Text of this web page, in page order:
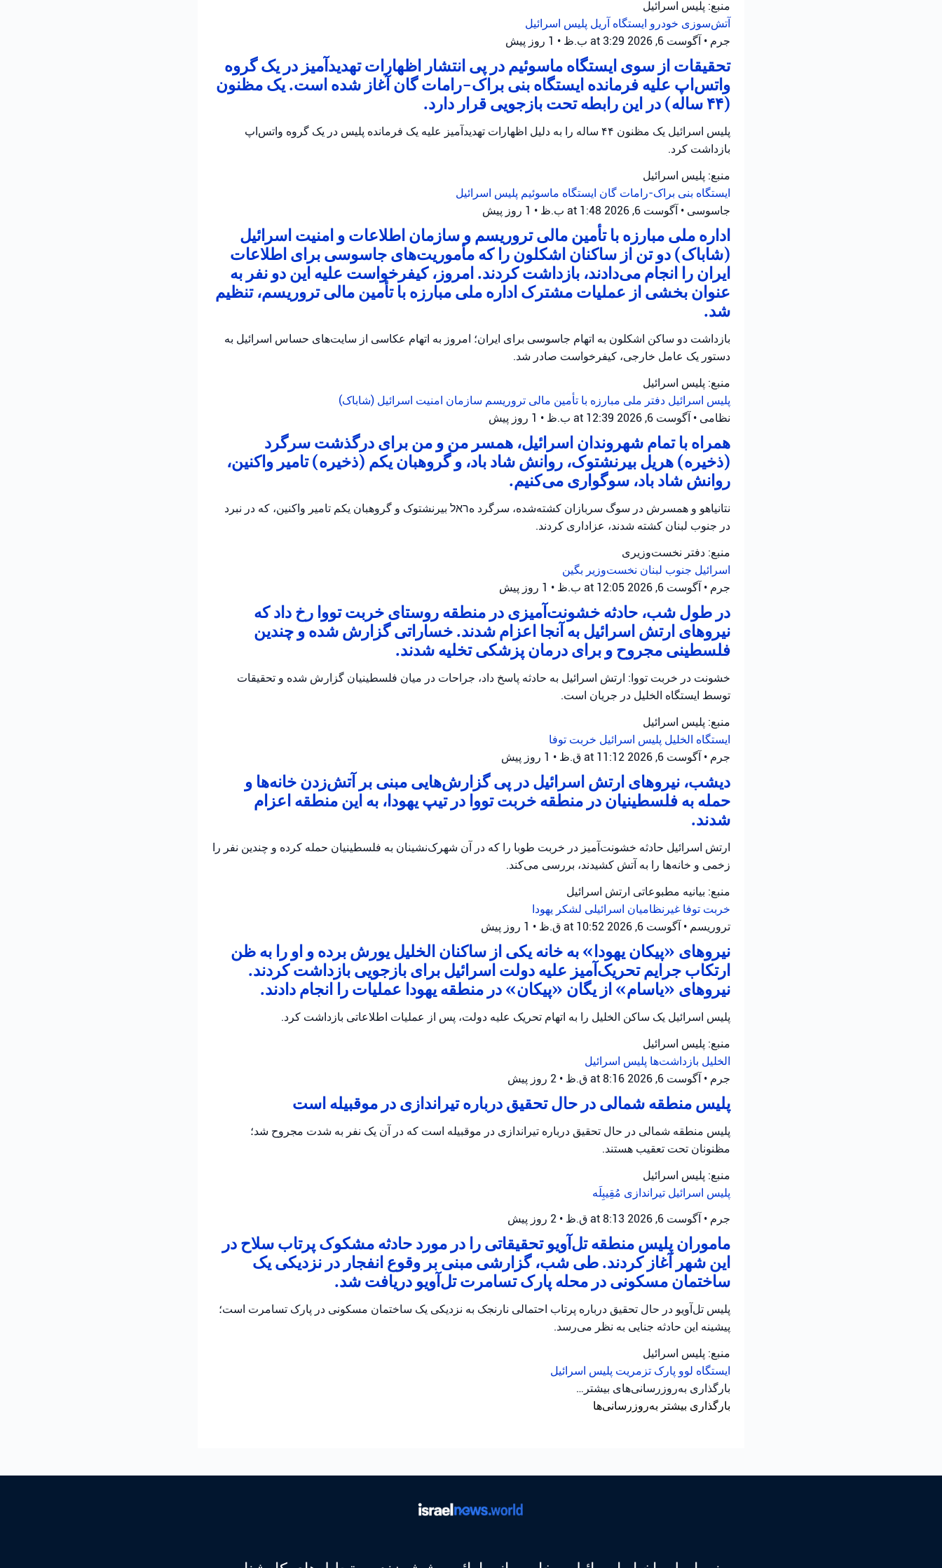
منبع: پلیس اسرائیل
آتش‌سوزی خودرو ایستگاه آریل پلیس اسرائیل
جرم • آگوست 6, 2026 at 3:29 ب.ظ • 1 روز پیش
تحقیقات از سوی ایستگاه ماسوئیم در پی انتشار اظهارات تهدیدآمیز در یک گروه
واتس‌اپ علیه فرمانده ایستگاه بنی براک-رامات گان آغاز شده است. یک مظنون
(۴۴ ساله) در این رابطه تحت بازجویی قرار دارد.
پلیس اسرائیل یک مظنون ۴۴ ساله را به دلیل اظهارات تهدیدآمیز علیه یک فرمانده پلیس در یک گروه واتس‌اپ
بازداشت کرد.
منبع: پلیس اسرائیل
ایستگاه بنی براک-رامات گان ایستگاه ماسوئیم پلیس اسرائیل
جاسوسی • آگوست 6, 2026 at 1:48 ب.ظ • 1 روز پیش
اداره ملی مبارزه با تأمین مالی تروریسم و سازمان اطلاعات و امنیت اسرائیل
(شاباک) دو تن از ساکنان اشکلون را که مأموریت‌های جاسوسی برای اطلاعات
ایران را انجام می‌دادند، بازداشت کردند. امروز، کیفرخواست علیه این دو نفر به
عنوان بخشی از عملیات مشترک اداره ملی مبارزه با تأمین مالی تروریسم، تنظیم
شد.
بازداشت دو ساکن اشکلون به اتهام جاسوسی برای ایران؛ امروز به اتهام عکاسی از سایت‌های حساس اسرائیل به
دستور یک عامل خارجی، کیفرخواست صادر شد.
منبع: پلیس اسرائیل
پلیس اسرائیل دفتر ملی مبارزه با تأمین مالی تروریسم سازمان امنیت اسرائیل (شاباک)
نظامی • آگوست 6, 2026 at 12:39 ب.ظ • 1 روز پیش
همراه با تمام شهروندان اسرائیل، همسر من و من برای درگذشت سرگرد
(ذخیره) هریل بیرنشتوک، روانش شاد باد، و گروهبان یکم (ذخیره) تامیر واکنین،
روانش شاد باد، سوگواری می‌کنیم.
نتانیاهو و همسرش در سوگ سربازان کشته‌شده، سرگرد هראל بیرنشتوک و گروهبان یکم تامیر واکنین، که در نبرد
در جنوب لبنان کشته شدند، عزاداری کردند.
منبع: دفتر نخست‌وزیری
اسرائیل جنوب لبنان نخست‌وزیر بگین
جرم • آگوست 6, 2026 at 12:05 ب.ظ • 1 روز پیش
در طول شب، حادثه خشونت‌آمیزی در منطقه روستای خربت تووا رخ داد که
نیروهای ارتش اسرائیل به آنجا اعزام شدند. خساراتی گزارش شده و چندین
فلسطینی مجروح و برای درمان پزشکی تخلیه شدند.
خشونت در خربت تووا: ارتش اسرائیل به حادثه پاسخ داد، جراحات در میان فلسطینیان گزارش شده و تحقیقات
توسط ایستگاه الخلیل در جریان است.
منبع: پلیس اسرائیل
ایستگاه الخلیل پلیس اسرائیل خربت توفا
جرم • آگوست 6, 2026 at 11:12 ق.ظ • 1 روز پیش
دیشب، نیروهای ارتش اسرائیل در پی گزارش‌هایی مبنی بر آتش‌زدن خانه‌ها و
حمله به فلسطینیان در منطقه خربت تووا در تیپ یهودا، به این منطقه اعزام
شدند.
ارتش اسرائیل حادثه خشونت‌آمیز در خربت طوبا را که در آن شهرک‌نشینان به فلسطینیان حمله کرده و چندین نفر را
زخمی و خانه‌ها را به آتش کشیدند، بررسی می‌کند.
منبع: بیانیه مطبوعاتی ارتش اسرائیل
خربت توفا غیرنظامیان اسرائیلی لشکر یهودا
تروریسم • آگوست 6, 2026 at 10:52 ق.ظ • 1 روز پیش
نیروهای «پیکان یهودا» به خانه یکی از ساکنان الخلیل یورش برده و او را به ظن
ارتکاب جرایم تحریک‌آمیز علیه دولت اسرائیل برای بازجویی بازداشت کردند.
نیروهای «یاسام» از یگان «پیکان» در منطقه یهودا عملیات را انجام دادند.
پلیس اسرائیل یک ساکن الخلیل را به اتهام تحریک علیه دولت، پس از عملیات اطلاعاتی بازداشت کرد.
منبع: پلیس اسرائیل
الخلیل بازداشت‌ها پلیس اسرائیل
جرم • آگوست 6, 2026 at 8:16 ق.ظ • 2 روز پیش
پلیس منطقه شمالی در حال تحقیق درباره تیراندازی در موقبیله است
پلیس منطقه شمالی در حال تحقیق درباره تیراندازی در موقبیله است که در آن یک نفر به شدت مجروح شد؛
مظنونان تحت تعقیب هستند.
منبع: پلیس اسرائیل
پلیس اسرائیل تیراندازی مُقِیبِلَه
جرم • آگوست 6, 2026 at 8:13 ق.ظ • 2 روز پیش
ماموران پلیس منطقه تل‌آویو تحقیقاتی را در مورد حادثه مشکوک پرتاب سلاح در
این شهر آغاز کردند. طی شب، گزارشی مبنی بر وقوع انفجار در نزدیکی یک
ساختمان مسکونی در محله پارک تسامرت تل‌آویو دریافت شد.
پلیس تل‌آویو در حال تحقیق درباره پرتاب احتمالی نارنجک به نزدیکی یک ساختمان مسکونی در پارک تسامرت است؛
پیشینه این حادثه جنایی به نظر می‌رسد.
منبع: پلیس اسرائیل
ایستگاه لوو پارک تزمریت پلیس اسرائیل
بارگذاری به‌روزرسانی‌های بیشتر…
بارگذاری بیشتر به‌روزرسانی‌ها